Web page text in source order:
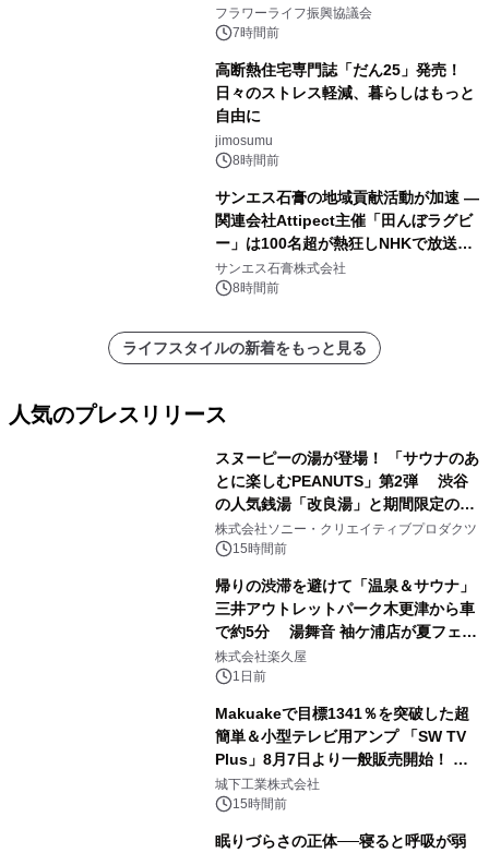
山・射水で開催
フラワーライフ振興協議会
7時間前
高断熱住宅専門誌「だん25」発売！
日々のストレス軽減、暮らしはもっと
自由に
jimosumu
8時間前
サンエス石膏の地域貢献活動が加速 ―
関連会社Attipect主催「田んぼラグビ
ー」は100名超が熱狂しNHKで放送さ
れました。
サンエス石膏株式会社
8時間前
ライフスタイルの新着をもっと見る
人気のプレスリリース
スヌーピーの湯が登場！ 「サウナのあ
とに楽しむPEANUTS」第2弾 渋谷
の人気銭湯「改良湯」と期間限定のコ
ラボレーション サウナイキタイコラ
ボグッズも発売決定！
株式会社ソニー・クリエイティブプロダクツ
15時間前
帰りの渋滞を避けて「温泉＆サウナ」
三井アウトレットパーク木更津から車
で約5分 湯舞音 袖ケ浦店が夏フェア
メニューを提供
株式会社楽久屋
1日前
Makuakeで目標1341％を突破した超
簡単＆小型テレビ用アンプ 「SW TV
Plus」8月7日より一般販売開始！ ケ
ーブル1本つなぐだけ、テレビの音が
ぐっと豊かに
城下工業株式会社
15時間前
眠りづらさの正体──寝ると呼吸が弱